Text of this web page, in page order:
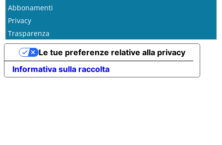
Abbonamenti
Privacy
Trasparenza
Informativa sulla raccolta
Le tue preferenze relative alla privacy